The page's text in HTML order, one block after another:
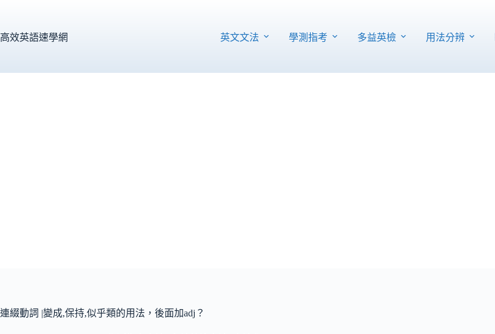
主
高效英語速學網 英文文法 學測指考 多益英檢 用法分辨
連綴動詞 |變成,保持,似乎類的用法，後面加adj？